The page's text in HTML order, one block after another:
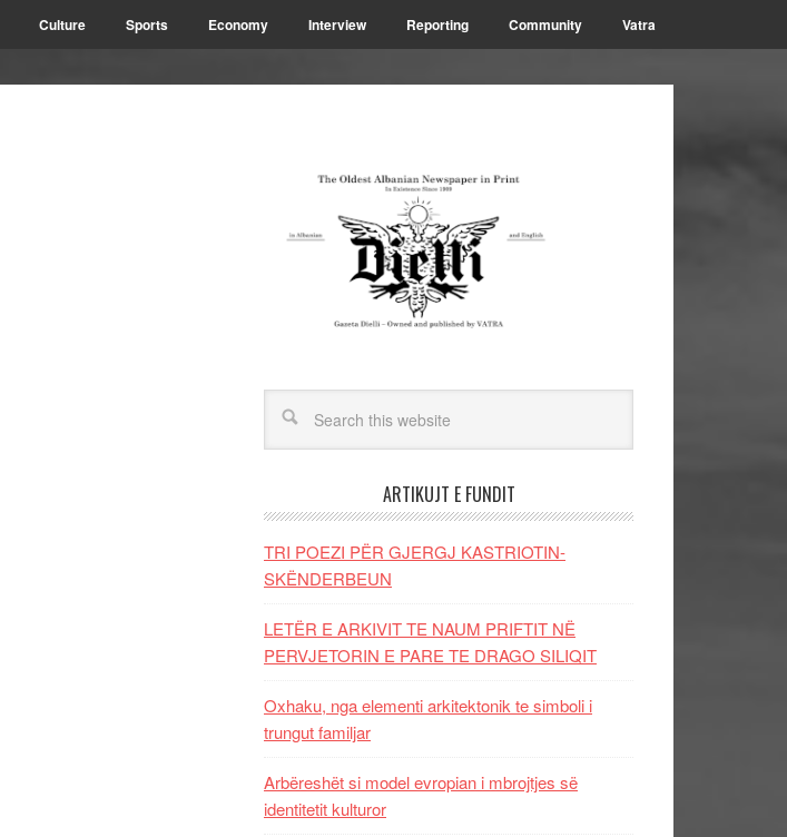
Culture Sports Economy Interview Reporting Community Vatra
ARTIKUJT E FUNDIT
TRI POEZI PËR GJERGJ KASTRIOTIN-
SKËNDERBEUN
LETËR E ARKIVIT TE NAUM PRIFTIT NË
PERVJETORIN E PARE TE DRAGO SILIQIT
Oxhaku, nga elementi arkitektonik te simboli i
trungut familjar
Arbëreshët si model evropian i mbrojtjes së
identitetit kulturor